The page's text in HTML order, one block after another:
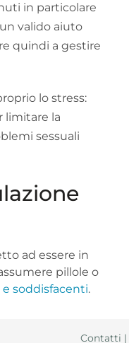
in particolare
valido aiuto
quindi a gestire
lo stress:
limitare la
sessuali
ad essere in
pillole o
soddisfacenti.
Contatti |